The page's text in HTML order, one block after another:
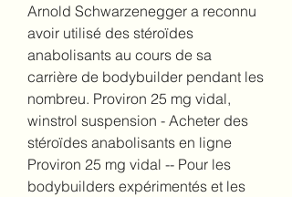
Arnold Schwarzenegger a reconnu
avoir utilisé des stéroïdes
anabolisants au cours de sa
carrière de bodybuilder pendant les
nombreu. Proviron 25 mg vidal,
winstrol suspension - Acheter des
stéroïdes anabolisants en ligne
Proviron 25 mg vidal -- Pour les
bodybuilders expérimentés et les